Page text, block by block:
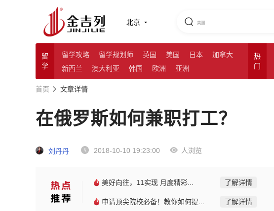
北京
留
学
留学攻略 留学规划师 英国 美国 日本
加拿大
新西兰
澳大利亚 韩国 欧洲 亚洲
热
门
首页 文章详情
在俄罗斯如何兼职打工？
刘丹丹 2018-10-10 19:23:00 人浏览
美好向往，11实现 月度精彩... 了解详情
申请顶尖院校必备！教你如何提... 了解详情